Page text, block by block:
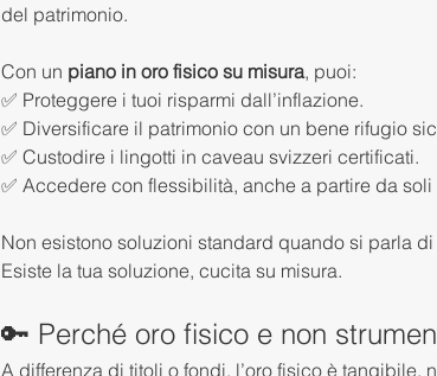
del patrimonio.
Con un piano in oro fisico su misura, puoi:
✅ Proteggere i tuoi risparmi dall’inflazione.
✅ Diversificare il patrimonio con un bene rifugio
✅ Custodire i lingotti in caveau svizzeri certificati.
✅ Accedere con flessibilità, anche a partire da soli
Non esistono soluzioni standard quando si parla di
Esiste la tua soluzione, cucita su misura.
🔑 Perché oro fisico e non
A differenza di titoli o fondi, l’oro fisico è tangibile,